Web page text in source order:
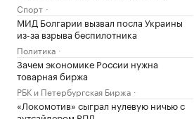
Спорт
МИД Болгарии вызвал посла Украины
из-за взрыва беспилотника
Политика
Зачем экономике России нужна
товарная биржа
РБК и Петербургская Биржа
«Локомотив» сыграл нулевую ничью с